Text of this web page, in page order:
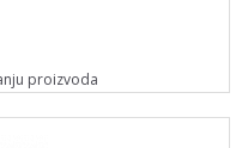
proizvoda